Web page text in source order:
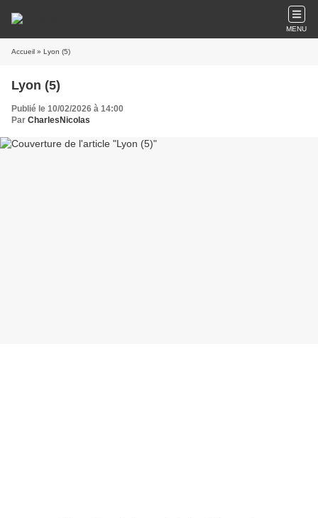
MENU
Accueil » Lyon (5)
Lyon (5)
Publié le 10/02/2026 à 14:00
Par CharlesNicolas